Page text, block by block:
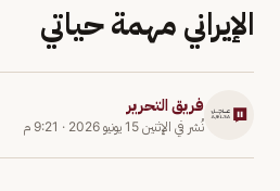
الإيراني مهمة حياتي
فريق التحرير
نُشر في الإثنين 15 يونيو 2026 · 9:21 م